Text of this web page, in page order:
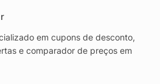
em cupons de desconto,
e comparador de preços em